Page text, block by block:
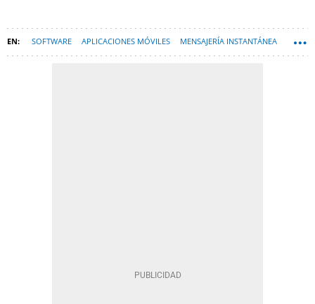
SOFTWARE APLICACIONES MÓVILES MENSAJERÍA INSTANTÁNEA